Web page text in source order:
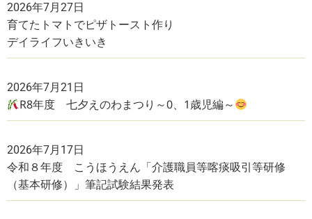
2026年7月27日
育てたトマトでピザトースト作り
デイライフいきいき
2026年7月21日
R8年度 七夕えのわまつり～0、1歳児編～
2026年7月17日
令和８年度 こうほうえん「介護職員等喀痰吸引等研修
（基本研修）」筆記試験結果発表